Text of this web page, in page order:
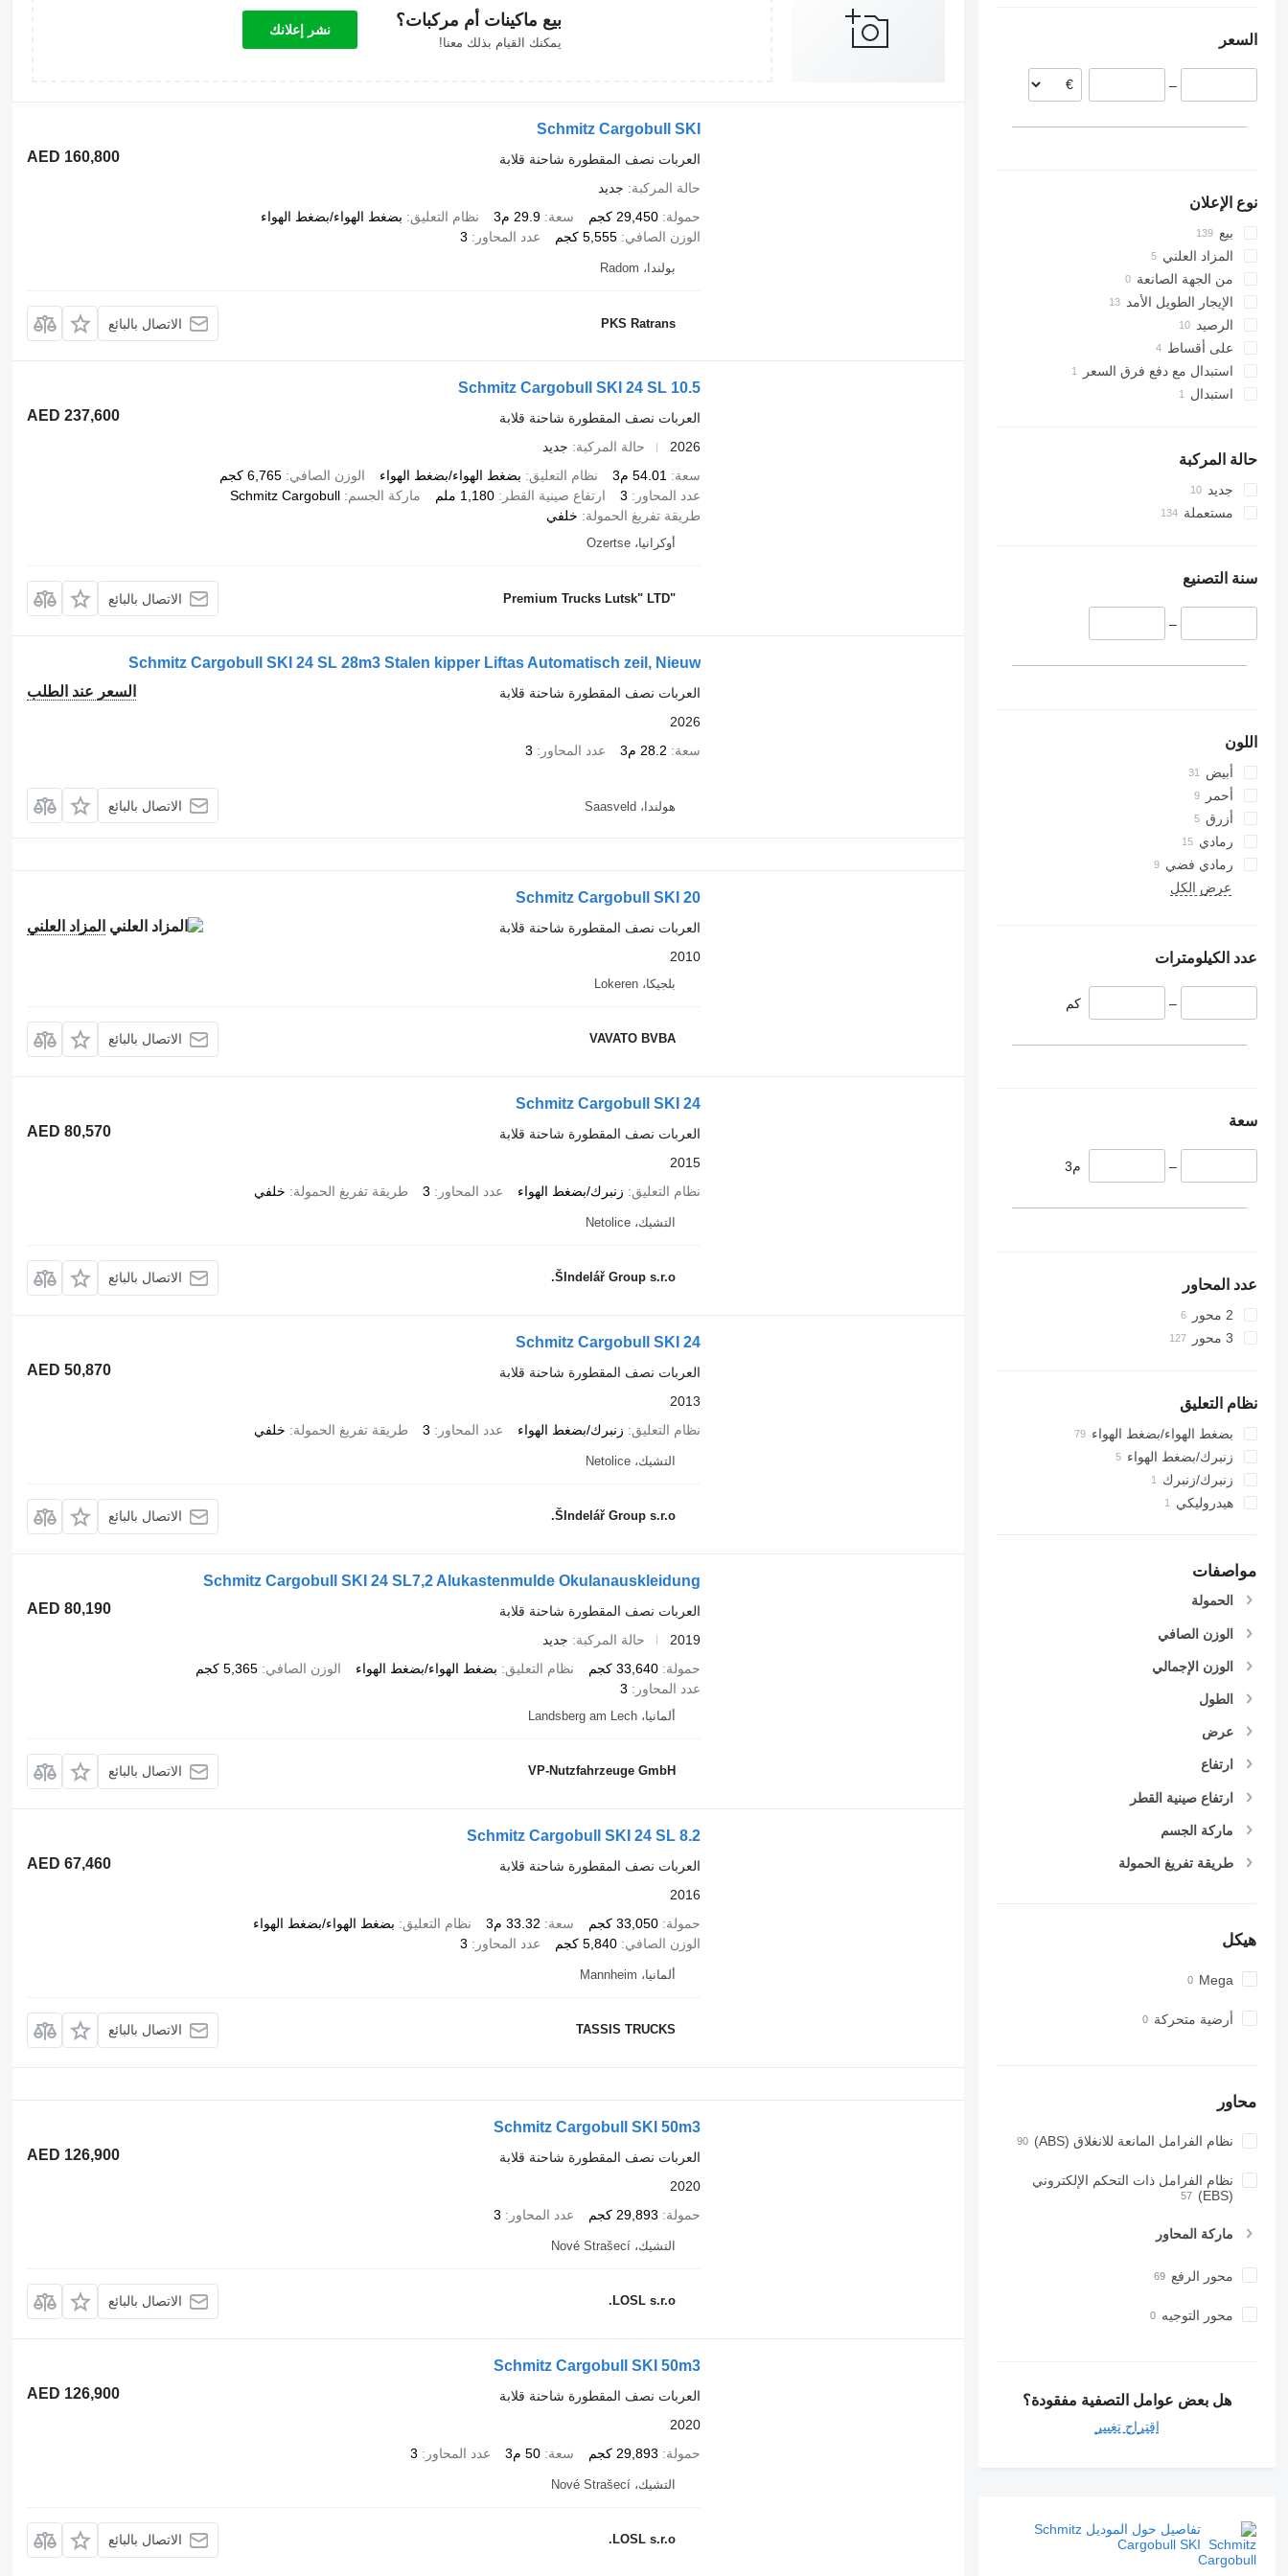
هولندا
إسبانيا
السعر
–
نوع الإعلان
بيع
المزاد العلني
من الجهة الصانعة
الإيجار الطويل الأمد
الرصيد
على أقساط
استبدال مع دفع فرق السعر
استبدال
حالة المركبة
جديد
مستعملة
سنة التصنيع
–
اللون
أبيض
أحمر
أزرق
رمادي
رمادي فضي
عرض الكل
عدد الكيلومترات
– كم
سعة
– م3
عدد المحاور
2 محور
3 محور
نظام التعليق
بضغط الهواء/بضغط الهواء
زنبرك/بضغط الهواء
زنبرك/زنبرك
هيدروليكي
مواصفات
الحمولة
الوزن الصافي
الوزن الإجمالي
الطول
عرض
ارتفاع
ارتفاع صينية القطر
ماركة الجسم
طريقة تفريغ الحمولة
هيكل
Mega
أرضية متحركة
محاور
نظام الفرامل المانعة للانغلاق (ABS)
نظام الفرامل ذات التحكم الإلكتروني
(EBS)
ماركة المحاور
محور الرفع
محور التوجيه
هل بعض عوامل التصفية مفقودة؟
اقتراح تغيير
تفاصيل حول الموديل Schmitz
Cargobull SKI
بيع ماكينات أم مركبات؟
يمكنك القيام بذلك معنا!
نشر إعلانك
Schmitz Cargobull SKI
AED 160,800
العربات نصف المقطورة شاحنة قلابة
حالة المركبة
جديد
حمولة 29,450 كجم سعة 29.9 م3 نظام التعليق
بضغط الهواء/بضغط الهواء
الوزن الصافي 5,555 كجم عدد المحاور 3
بولندا، Radom
PKS Ratrans الاتصال بالبائع
Schmitz Cargobull SKI 24 SL 10.5
AED 237,600
العربات نصف المقطورة شاحنة قلابة
2026
حالة المركبة
جديد
سعة
54.01 م3 نظام التعليق بضغط الهواء/بضغط الهواء الوزن الصافي 6,765 كجم
عدد المحاور
3 ارتفاع صينية القطر 1,180 ملم ماركة الجسم
Schmitz Cargobull
طريقة تفريغ الحمولة
خلفي
أوكرانيا، Ozertse
"Premium Trucks Lutsk" LTD الاتصال بالبائع
Schmitz Cargobull SKI 24 SL 28m3 Stalen kipper Liftas Automatisch zeil, Nieuw
السعر عند الطلب
العربات نصف المقطورة شاحنة قلابة
2026
سعة
28.2 م3 عدد المحاور 3
هولندا، Saasveld الاتصال بالبائع
Schmitz Cargobull SKI 20
المزاد العلني
العربات نصف المقطورة شاحنة قلابة
2010
بلجيكا، Lokeren
VAVATO BVBA الاتصال بالبائع
Schmitz Cargobull SKI 24
AED 80,570
العربات نصف المقطورة شاحنة قلابة
2015
نظام التعليق
زنبرك/بضغط الهواء عدد المحاور 3 طريقة تفريغ الحمولة خلفي
التشيك، Netolice
ŠIndelář Group s.r.o. الاتصال بالبائع
Schmitz Cargobull SKI 24
AED 50,870
العربات نصف المقطورة شاحنة قلابة
2013
نظام التعليق
زنبرك/بضغط الهواء عدد المحاور 3 طريقة تفريغ الحمولة خلفي
التشيك، Netolice
ŠIndelář Group s.r.o. الاتصال بالبائع
Schmitz Cargobull SKI 24 SL7,2 Alukastenmulde Okulanauskleidung
AED 80,190
العربات نصف المقطورة شاحنة قلابة
2019
حالة المركبة
جديد
حمولة 33,640 كجم نظام التعليق بضغط الهواء/بضغط الهواء الوزن الصافي 5,365 كجم
عدد المحاور
3
ألمانيا، Landsberg am Lech
VP-Nutzfahrzeuge GmbH الاتصال بالبائع
Schmitz Cargobull SKI 24 SL 8.2
AED 67,460
العربات نصف المقطورة شاحنة قلابة
2016
حمولة 33,050 كجم سعة 33.32 م3 نظام التعليق
بضغط الهواء/بضغط الهواء
الوزن الصافي 5,840 كجم عدد المحاور 3
ألمانيا، Mannheim
TASSIS TRUCKS الاتصال بالبائع
Schmitz Cargobull SKI 50m3
AED 126,900
العربات نصف المقطورة شاحنة قلابة
2020
حمولة
29,893 كجم عدد المحاور 3
التشيك، Nové Strašecí
LOSL s.r.o. الاتصال بالبائع
Schmitz Cargobull SKI 50m3
AED 126,900
العربات نصف المقطورة شاحنة قلابة
2020
حمولة
29,893 كجم سعة 50 م3 عدد المحاور 3
التشيك، Nové Strašecí
LOSL s.r.o. الاتصال بالبائع